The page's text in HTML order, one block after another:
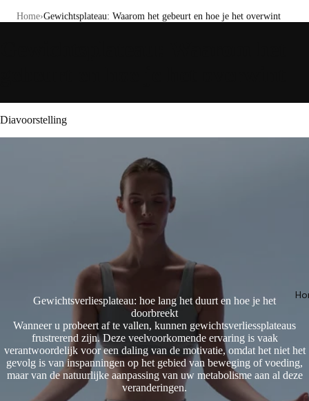
Home Gewichtsplateau: Waarom het gebeurt en hoe je het overwint
Diavoorstelling
Gewichtsverliesplateau: hoe lang het duurt en hoe je het
doorbreekt
Wanneer u probeert af te vallen, kunnen gewichtsverliessplateaus
frustrerend zijn. Deze veelvoorkomende ervaring is vaak
verantwoordelijk voor een daling van de motivatie, omdat het niet het
gevolg is van inspanningen op het gebied van beweging of voeding,
maar van de natuurlijke aanpassing van uw metabolisme aan al deze
veranderingen.